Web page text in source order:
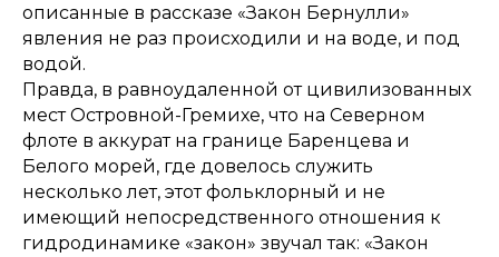
описанные в рассказе «Закон Бернулли»
явления не раз происходили и на воде, и под
водой.
Правда, в равноудаленной от цивилизованных
мест Островной-Гремихе, что на Северном
флоте в аккурат на границе Баренцева и
Белого морей, где довелось служить
несколько лет, этот фольклорный и не
имеющий непосредственного отношения к
гидродинамике «закон» звучал так: «Закон